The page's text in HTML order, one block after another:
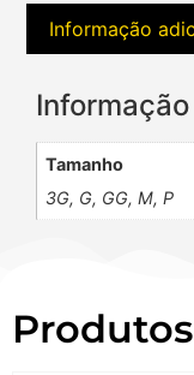
Informação
Tamanho
3G, G, GG, M, P